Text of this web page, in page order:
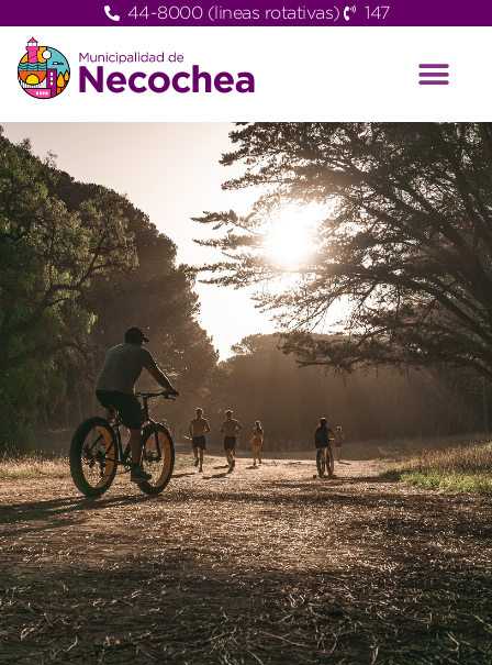
44-8000 (lineas rotativas) 147